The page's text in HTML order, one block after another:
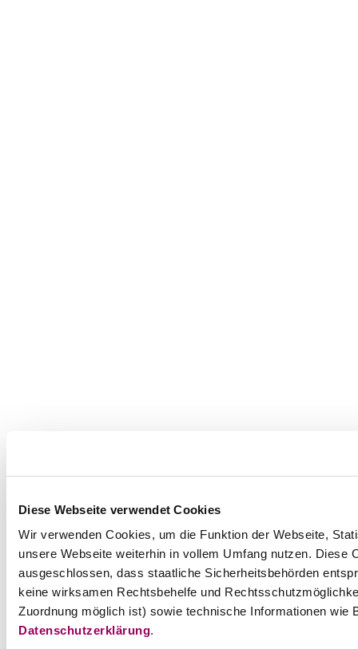
Diese Webseite verwendet Cookies
Wir verwenden Cookies, um die Funktion der Webseite,
unsere Webseite weiterhin in vollem Umfang nutzen.
ausgeschlossen, dass staatliche Sicherheitsbehörden
keine wirksamen Rechtsbehelfe und
Zuordnung möglich ist) sowie technische Informationen
Datenschutzerklärung.